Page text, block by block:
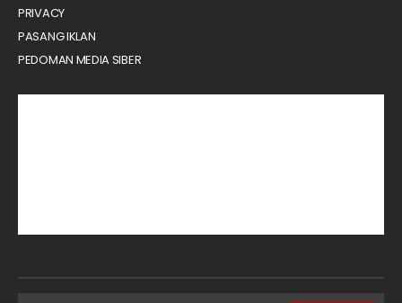
PRIVACY
PASANG IKLAN
PEDOMAN MEDIA SIBER